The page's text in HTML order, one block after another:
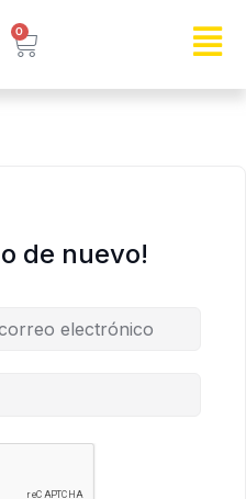
0
de nuevo!